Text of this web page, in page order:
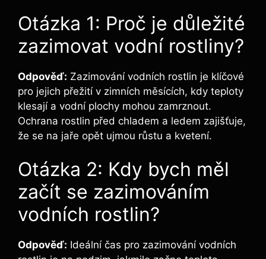
Otázka 1: Proč je důležité
zazimovat vodní rostliny?
Odpověď: Zazimování vodních rostlin je klíčové
pro jejich přežití v zimních měsících, kdy teploty
klesají a vodní plochy mohou zamrznout.
Ochrana rostlin před chladem a ledem zajišťuje,
že se na jaře opět ujmou růstu a kvetení.
Otázka 2: Kdy bych měl
začít se zazimováním
vodních rostlin?
Odpověď: Ideální čas pro zazimování vodních